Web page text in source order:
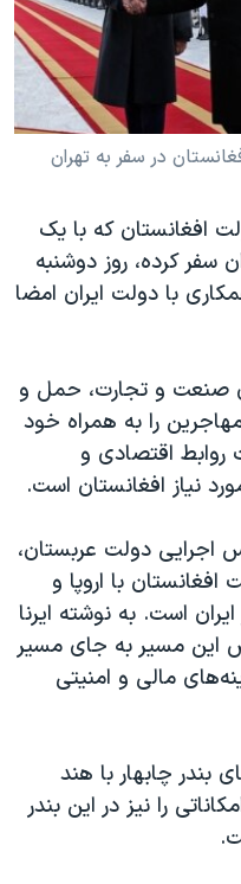
در سفر به تهران
افغانستان که با یک
سفر کرده، روز دوشنبه
با دولت ایران امضا
صنعت و تجارت، حمل و
را به همراه خود
روابط اقتصادی و
نیاز افغانستان است.
اجرایی دولت عربستان،
با اروپا و
است. به نوشته ایرنا
این مسیر به جای مسیر
مالی و امنیتی
بندر چابهار با هند
را نیز در این بندر